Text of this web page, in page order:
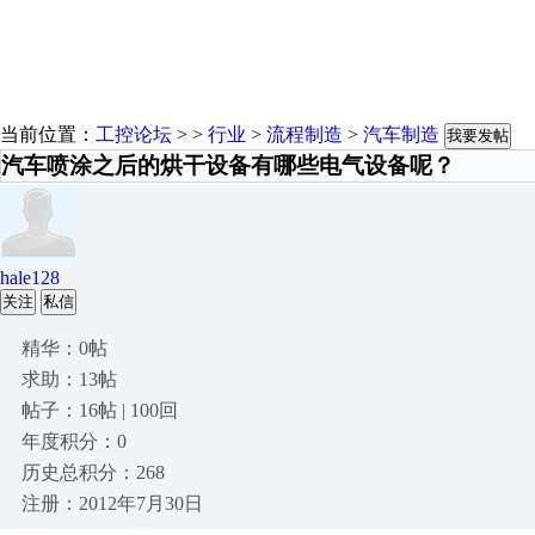
当前位置： 工控论坛 > > 行业 > 流程制造 > 汽车制造 我要发帖
汽车喷涂之后的烘干设备有哪些电气设备呢？
hale128
关注 私信
精华：0帖
求助：13帖
帖子：16帖 | 100回
年度积分：0
历史总积分：268
注册：2012年7月30日